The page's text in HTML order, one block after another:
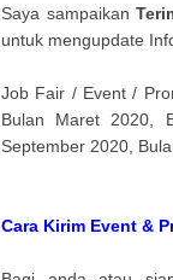
Saya sampaikan
untuk mengupdate
Job Fair / Event /
Bulan Maret 2020,
September 2020,
Cara Kirim Event &